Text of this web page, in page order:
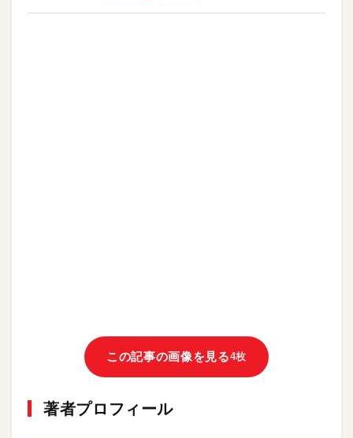
この記事の画像を見る4枚
著者プロフィール